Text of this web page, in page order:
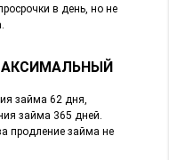
в день, но не
займа 62 дня,
займа 365 дней.
продление займа не